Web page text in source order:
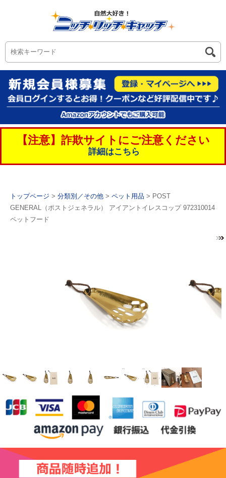
【注意】詐欺サイトにご注意ください
詳細はこちら
トップページ > 分類別／その他 > ペット用品 > POST
GENERAL（ポストジェネラル） アイアントイレスコップ 972310014
ペットフード